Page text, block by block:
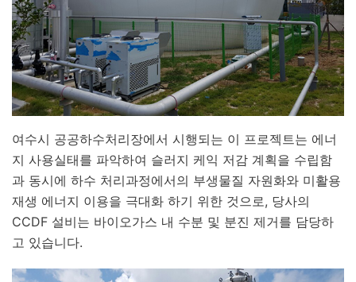
여수시 공공하수처리장에서 시행되는 이 프로젝트는 에너
지 사용실태를 파악하여 슬러지 케익 저감 계획을 수립함
과 동시에 하수 처리과정에서의 부생물질 자원화와 미활용
재생 에너지 이용을 극대화 하기 위한 것으로, 당사의
CCDF 설비는 바이오가스 내 수분 및 분진 제거를 담당하
고 있습니다.